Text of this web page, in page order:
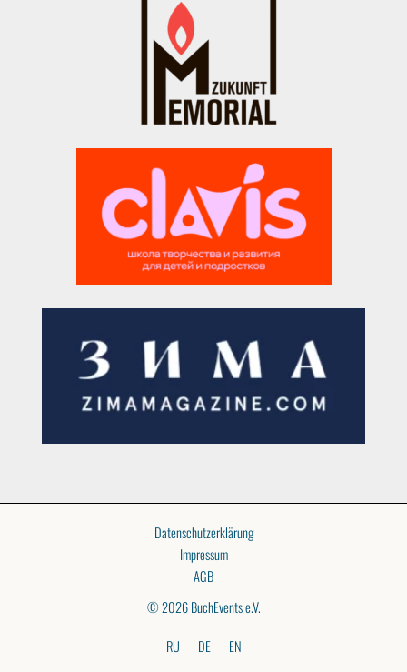
Datenschutzerklärung
Impressum
AGB
© 2026 BuchEvents e.V.
RU DE EN